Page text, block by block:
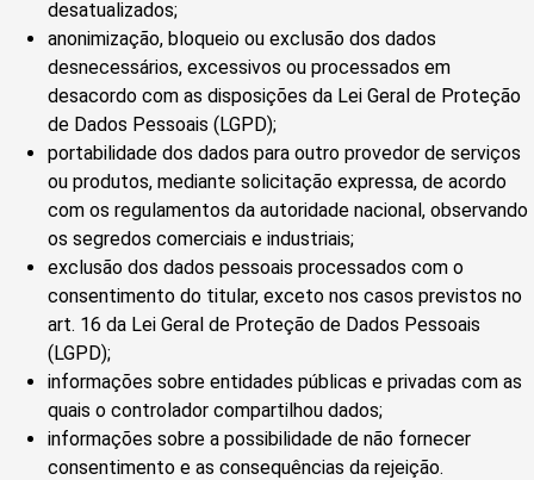
desatualizados;
anonimização, bloqueio ou exclusão dos dados
desnecessários, excessivos ou processados em
desacordo com as disposições da Lei Geral de Proteção
de Dados Pessoais (LGPD);
portabilidade dos dados para outro provedor de serviços
ou produtos, mediante solicitação expressa, de acordo
com os regulamentos da autoridade nacional, observando
os segredos comerciais e industriais;
exclusão dos dados pessoais processados com o
consentimento do titular, exceto nos casos previstos no
art. 16 da Lei Geral de Proteção de Dados Pessoais
(LGPD);
informações sobre entidades públicas e privadas com as
quais o controlador compartilhou dados;
informações sobre a possibilidade de não fornecer
consentimento e as consequências da rejeição.